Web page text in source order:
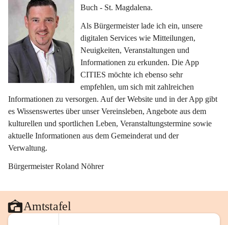
Buch - St. Magdalena.
Als Bürgermeister lade ich ein, unsere
digitalen Services wie Mitteilungen,
Neuigkeiten, Veranstaltungen und
Informationen zu erkunden. Die App
CITIES möchte ich ebenso sehr
empfehlen, um sich mit zahlreichen
Informationen zu versorgen. Auf der Website und in der App gibt
es Wissenswertes über unser Vereinsleben, Angebote aus dem
kulturellen und sportlichen Leben, Veranstaltungstermine sowie
aktuelle Informationen aus dem Gemeinderat und der
Verwaltung.
Bürgermeister Roland Nöhrer
Amtstafel